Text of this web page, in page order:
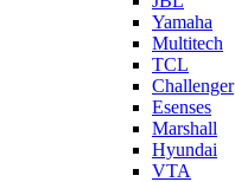
Yamaha
Multitech
TCL
Challenger
Esenses
Marshall
Hyundai
VTA